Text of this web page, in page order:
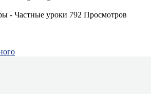
- Частные уроки 792 Просмотров